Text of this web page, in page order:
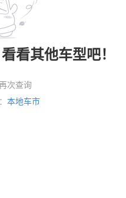
看其他车型吧！
次查询
本地车市